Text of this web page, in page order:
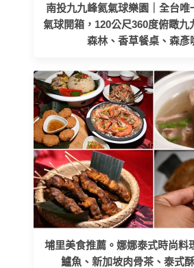
南投九九峰氦氣球樂園｜全台唯
氣球開箱，120公尺360度俯瞰九
森林、香草餐桌、森彥
埔里美食推薦。娜娜泰式時尚料
鱸魚、新加坡肉骨茶、泰式